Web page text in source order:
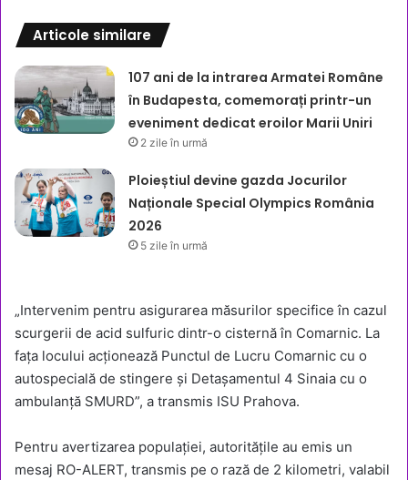
Articole similare
107 ani de la intrarea Armatei Române
în Budapesta, comemorați printr-un
eveniment dedicat eroilor Marii Uniri
2 zile în urmă
Ploieștiul devine gazda Jocurilor
Naționale Special Olympics România
2026
5 zile în urmă
„Intervenim pentru asigurarea măsurilor specifice în cazul
scurgerii de acid sulfuric dintr-o cisternă în Comarnic. La
fața locului acționează Punctul de Lucru Comarnic cu o
autospecială de stingere și Detașamentul 4 Sinaia cu o
ambulanță SMURD”, a transmis ISU Prahova.
Pentru avertizarea populației, autoritățile au emis un
mesaj RO-ALERT, transmis pe o rază de 2 kilometri, valabil